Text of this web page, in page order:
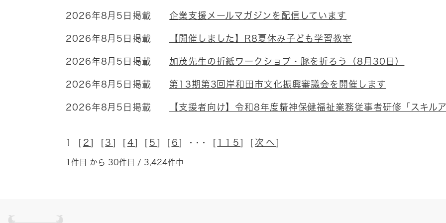
2026年8月5日掲載 企業支援メールマガジンを配信しています
2026年8月5日掲載 【開催しました】R8夏休み子ども学習教室
2026年8月5日掲載 加茂先生の折紙ワークショプ・豚を折ろう（8月30日）
2026年8月5日掲載 第13期第3回岸和田市文化振興審議会を開催します
2026年8月5日掲載 【支援者向け】令和8年度精神保健福祉業務従事者研修「スキル
1 [ 2] [ 3 ] [ 4] [ 5 ] [ 6] ･･･ [ 115] [ 次へ]
1件目 から 30件目 / 3,424件中